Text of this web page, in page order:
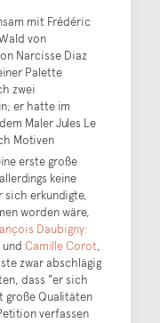
mit Frédéric
von
Narcisse Diaz
Palette
zwei
er hatte im
Maler Jules Le
Motiven
erste große
keine
sich erkundigte,
worden wäre,
Daubigny:
und Camille Corot,
zwar abschlägig
dass "er sich
große Qualitäten
verfassen